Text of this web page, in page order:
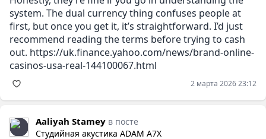
system. The dual currency thing confuses people at
first, but once you get it, it’s straightforward. I’d just
recommend reading the terms before trying to cash
out. https://uk.finance.yahoo.com/news/brand-online-
casinos-usa-real-144100067.html
2 марта 2026 23:12
Aaliyah Stamey в посте
Студийная акустика ADAM A7X